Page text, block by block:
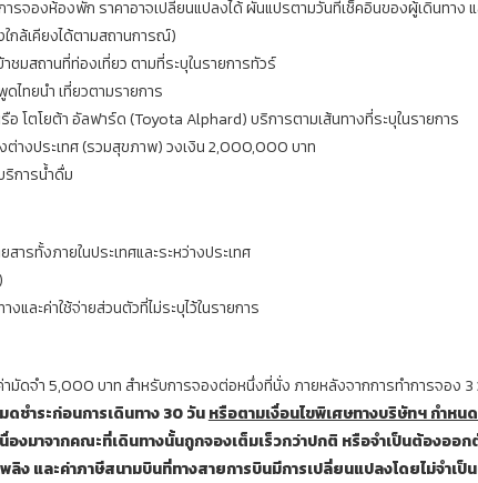
ารจองห้องพัก ราคาอาจเปลี่ยนแปลงได้ ผันแปรตามวันที่เช็คอินของผู้เดินทา
ใกล้เคียงได้ตามสถานการณ์)
าชมสถานที่ท่องเที่ยว ตามที่ระบุในรายการทัวร์
ไทยนำ เที่ยวตามรายการ
อ โตโยต้า อัลฟาร์ด (Toyota Alphard) บริการตามเส้นทางที่ระบุในรายการ
ต่างประเทศ (รวมสุขภาพ) วงเงิน 2,000,000 บาท
ริการน้ำดื่ม
ารทั้งภายในประเทศและระหว่างประเทศ
งและค่าใช้จ่ายส่วนตัวที่ไม่ระบุไว้ในรายการ
ามัดจำ 5,000 บาท สำหรับการจองต่อหนึ่งที่นั่ง ภายหลังจากการทำการจอง 3
ชำระก่อนการเดินทาง30 วันหรือตามเงื่อนไขพิเศษทางบริษัทฯ กำหน
องมาจากคณะที่เดินทางนั้นถูกจองเต็มเร็วกว่าปกติ หรือจำเป็นต้องออก
ลิง และค่าภาษีสนามบินที่ทางสายการบินมีการเปลี่ยนแปลงโดยไม่จำเป็